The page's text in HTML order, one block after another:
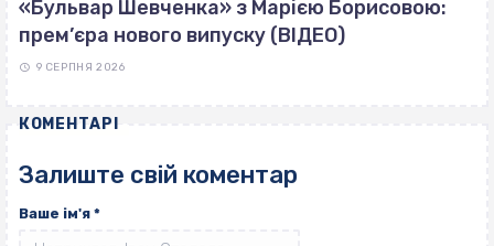
«Бульвар Шевченка» з Марією Борисовою:
прем’єра нового випуску (ВІДЕО)
9 СЕРПНЯ 2026
КОМЕНТАРІ
Залиште свій коментар
Ваше ім'я *